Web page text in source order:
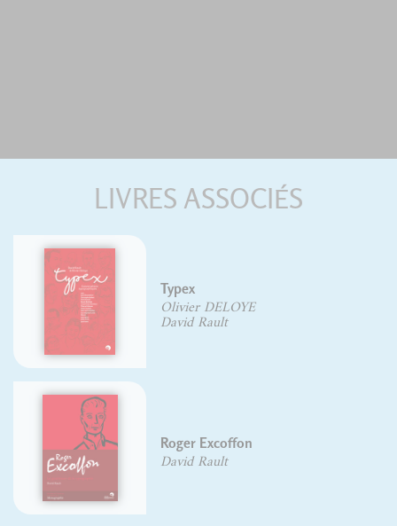
LIVRES ASSOCIÉS
Lettrages et phylactères
Gaby Bazin
Règles de l'écriture typographique
du français - Nouvelle édition
Yves Perrousseaux